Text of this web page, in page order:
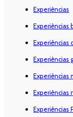
Experiências
Experiências
Experiências
Experiências
Experiências
Experiências
Experiências